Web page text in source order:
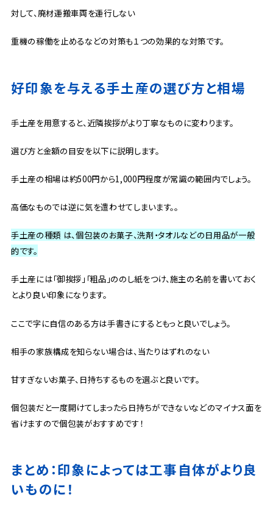
対して、廃材運搬車両を運行しない
重機の稼働を止めるなどの対策も１つの効果的な対策です。
好印象を与える手土産の選び方と相場
手土産を用意すると、近隣挨拶がより丁寧なものに変わります。
選び方と金額の目安を以下に説明します。
手土産の相場は約500円から1,000円程度が常識の範囲内でしょう。
高価なものでは逆に気を遣わせてしまいます。。
手土産の種類 は、個包装のお菓子、洗剤・タオルなどの日用品が一般
的です。
手土産には「御挨拶」「粗品」ののし紙をつけ、施主の名前を書いておく
とより良い印象になります。
ここで字に自信のある方は手書きにするともっと良いでしょう。
相手の家族構成を知らない場合は、当たりはずれのない
甘すぎないお菓子、日持ちするものを選ぶと良いです。
個包装だと一度開けてしまったら日持ちができないなどのマイナス面を
省けますので個包装がおすすめです！
まとめ：印象によっては工事自体がより良
いものに！